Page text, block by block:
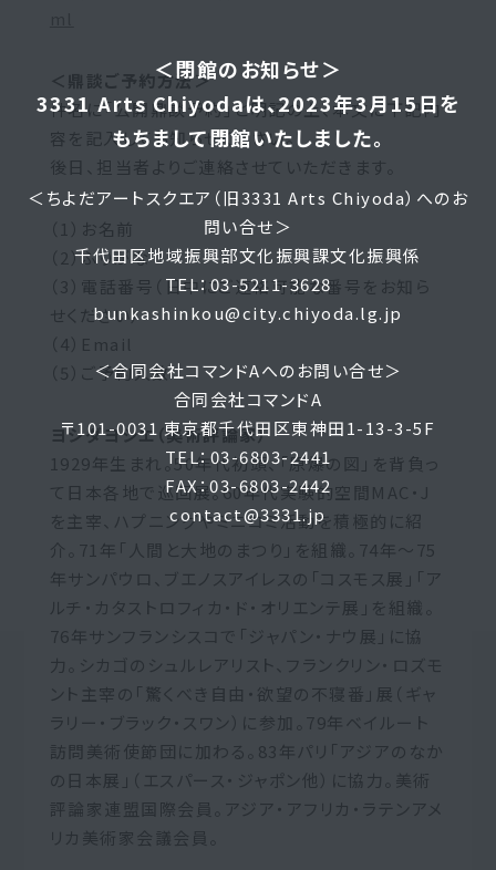
＜閉館のお知らせ＞
3331 Arts Chiyodaは、2023年3月15日を
もちまして閉館いたしました。
＜ちよだアートスクエア（旧3331 Arts Chiyoda）へのお
問い合せ＞
千代田区地域振興部文化振興課文化振興係
TEL：03-5211-3628
bunkashinkou@city.chiyoda.lg.jp
＜合同会社コマンドAへのお問い合せ＞
合同会社コマンドA
〒101-0031 東京都千代田区東神田1-13-3-5F
TEL：03-6803-2441
FAX：03-6803-2442
contact@3331.jp
＜鼎談ご予約方法＞
件名に「公開鼎談予約」と明記の上、本文に下記内
容を記入してお知らせください。
後日、担当者よりご連絡させていただきます。
（1）お名前
（2）ふりがな
（3）電話番号（日中にご連絡可能な番号をお知ら
せください）
（4）Email
（5）ご予約人数
ヨシダヨシエ（美術評論家）
1929年生まれ。50年代初頭、「原爆の図」を背負っ
て日本各地で巡回展。60年代実験的空間MAC・J
を主宰、ハプニングやミニコミ活動を積極的に紹
介。71年「人間と大地のまつり」を組織。74年～75
年サンパウロ、ブエノスアイレスの「コスモス展」「ア
ルチ・カタストロフィカ・ド・オリエンテ展」を組織。
76年サンフランシスコで「ジャパン・ナウ展」に協
力。シカゴのシュルレアリスト、フランクリン・ロズモ
ント主宰の「驚くべき自由・欲望の不寝番」展（ギャ
ラリー・ブラック・スワン）に参加。79年ベイルート
訪問美術使節団に加わる。83年パリ「アジアのなか
の日本展」（エスパース・ジャポン他）に協力。美術
評論家連盟国際会員。アジア・アフリカ・ラテンアメ
リカ美術家会議会員。